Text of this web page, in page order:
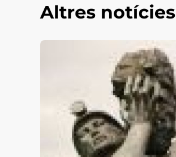
Altres notícies